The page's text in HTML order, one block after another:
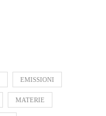
EMISSIONI
MATERIE